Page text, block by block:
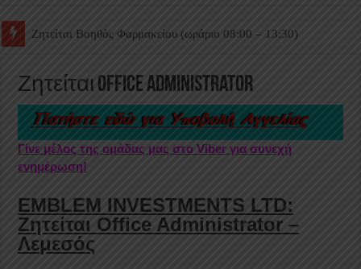
Ζητείται Βοηθός Θαλάμου
Ζητείται Office Administrator
Γίνε μέλος της ομάδας μας στο Viber για συνεχή
ενημέρωση!
EMBLEM INVESTMENTS LTD:
Ζητείται Office Administrator –
Λεμεσός